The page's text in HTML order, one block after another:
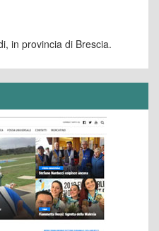
in provincia di Brescia.